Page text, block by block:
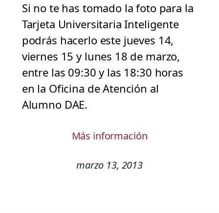
Si no te has tomado la foto para la
Tarjeta Universitaria Inteligente
podrás hacerlo este jueves 14,
viernes 15 y lunes 18 de marzo,
entre las 09:30 y las 18:30 horas
en la Oficina de Atención al
Alumno DAE.
Más información
marzo 13, 2013